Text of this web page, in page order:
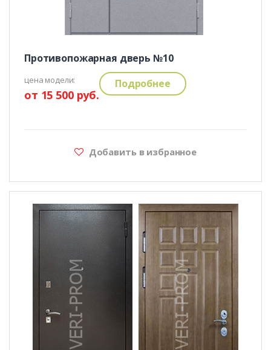
Противопожарная дверь №10
цена модели:
от 15 500 руб.
Подробнее
Добавить в избранное